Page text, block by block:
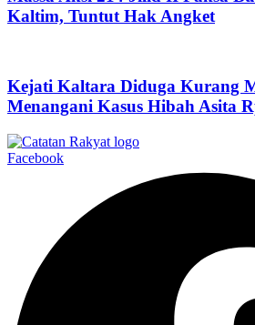
Kaltim, Tuntut Hak Angket
Kejati Kaltara Diduga Kurang
Menangani Kasus Hibah Asita
Facebook